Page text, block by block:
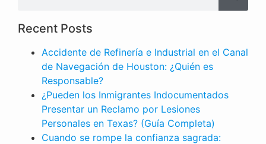
Recent Posts
Accidente de Refinería e Industrial en el Canal
de Navegación de Houston: ¿Quién es
Responsable?
¿Pueden los Inmigrantes Indocumentados
Presentar un Reclamo por Lesiones
Personales en Texas? (Guía Completa)
Cuando se rompe la confianza sagrada: